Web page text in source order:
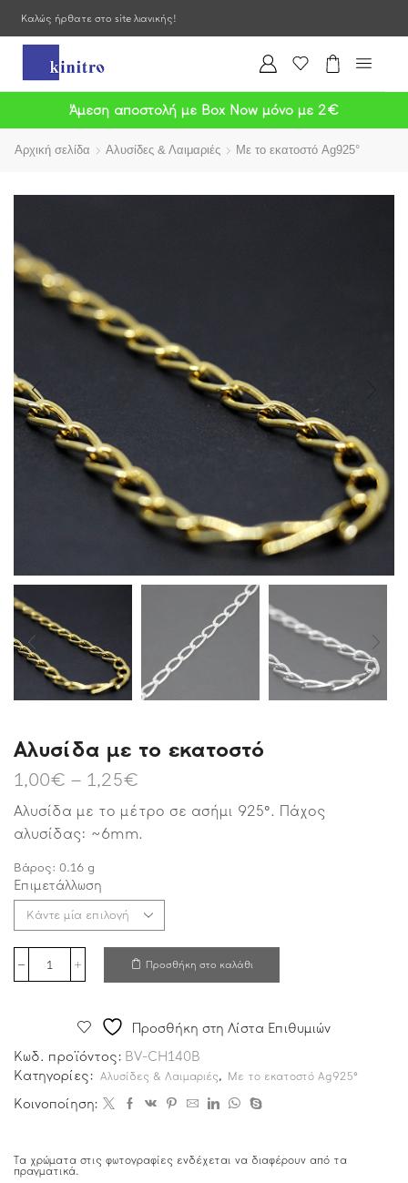
Καλώς ήρθατε στο site λιανικής!
Άμεση αποστολή με Box Now μόνο με 2€
Αρχική σελίδα Αλυσίδες & Λαιμαριές Με το εκατοστό Ag925°
Αλυσίδα με το εκατοστό
1,00€ – 1,25€
Αλυσίδα με το μέτρο σε ασήμι 925°. Πάχος
αλυσίδας: ~6mm.
Βάρος: 0.16 g
Επιμετάλλωση
Προσθήκη στο καλάθι
Προσθήκη στη Λίστα Επιθυμιών
Κωδ. προϊόντος: BV-CH140B
Κατηγορίες: Αλυσίδες & Λαιμαριές, Με το εκατοστό Ag925°
Κοινοποίηση:
Τα χρώματα στις φωτογραφίες ενδέχεται να διαφέρουν από τα
πραγματικά.